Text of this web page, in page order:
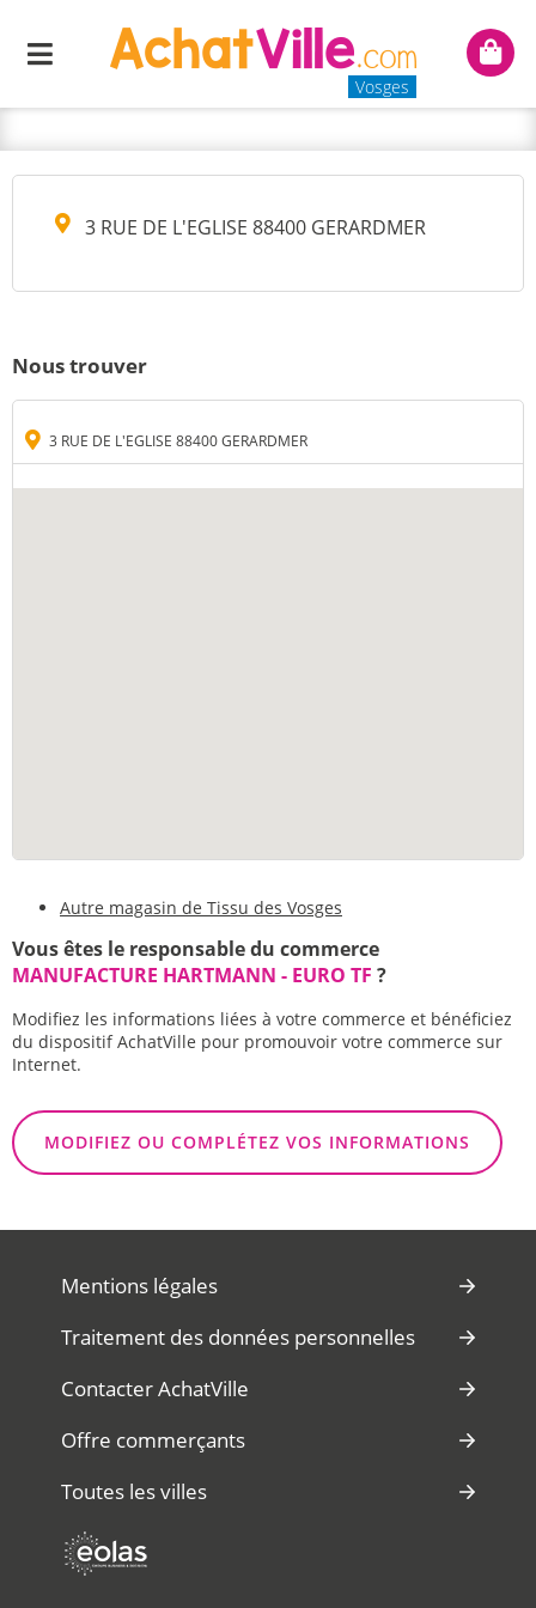
Menu
Vosges
Mon
MANUFACTURE HARTMANN
3 RUE DE L'EGLISE 88400 GERARDMER
Nous trouver
3 RUE DE L'EGLISE 88400 GERARDMER
Autre magasin de Tissu des Vosges
Vous êtes le responsable du commerce
MANUFACTURE HARTMANN - EURO TF ?
Modifiez les informations liées à votre commerce et bénéficiez
du dispositif AchatVille pour promouvoir votre commerce sur
Internet.
MODIFIEZ OU COMPLÉTEZ VOS INFORMATIONS
Mentions légales
Traitement des données personnelles
Contacter AchatVille
Offre commerçants
Toutes les villes